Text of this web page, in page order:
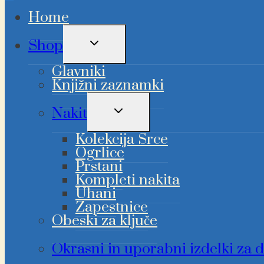
Home
Shop
PREKLAPLJANJE
MENIJA
Glavniki
Knjižni zaznamki
Nakit
PREKLAPLJANJE
MENIJA
Kolekcija Srce
Ogrlice
Prstani
Kompleti nakita
Uhani
Zapestnice
Obeski za ključe
Okrasni in uporabni izdelki za